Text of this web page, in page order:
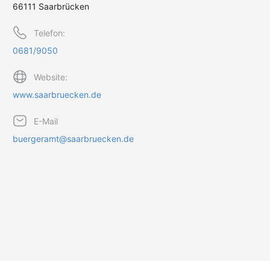
66111 Saarbrücken
Telefon:
0681/9050
Website:
www.saarbruecken.de
E-Mail
buergeramt@saarbruecken.de